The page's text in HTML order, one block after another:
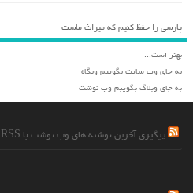
پارسی را حفظ کنیم که میراث ماست
بهتر است...
به جای وب سایت بگوییم وبگاه
به جای وبلاگ بگویبم وب نوشت
پیگیری آخرین نوشته های وب نوشت با RSS